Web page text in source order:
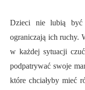
Dzieci nie lubią być
ograniczają ich ruchy.
w każdej sytuacji
podpatrywać swoje
które chciałyby mieć